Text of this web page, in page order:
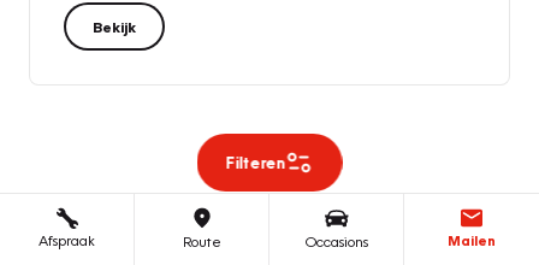
Bekijk
Filteren
Afspraak Route Occasions Mailen